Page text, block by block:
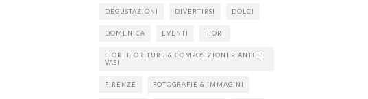
DEGUSTAZIONI DIVERTIRSI DOLCI
DOMENICA EVENTI FIORI
FIORI FIORITURE & COMPOSIZIONI PIANTE E
VASI
FIRENZE FOTOGRAFIE & IMMAGINI